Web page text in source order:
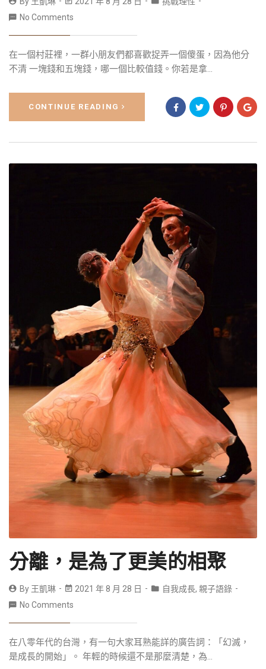
No Comments
在一個村莊裡，一群小朋友們都喜歡捉弄一個傻蛋，因為他分
不清 一塊錢和五塊錢，哪一個比較值錢。你若是拿...
CONTINUE READING
分離，是為了更美的相聚
By 王凱琳 2021 年 8 月 28 日 自我成長, 親子語錄
No Comments
在八零年代的台灣，有一句大家耳熟能詳的廣告詞：「幻滅，
是成長的開始」。 年輕的時候還不是那麼清楚，為...